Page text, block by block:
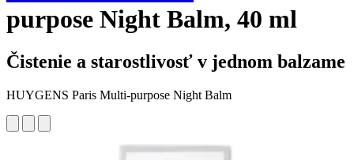
purpose Night Balm, 40 ml
Čistenie a starostlivosť v jednom balzame
HUYGENS Paris Multi-purpose Night Balm